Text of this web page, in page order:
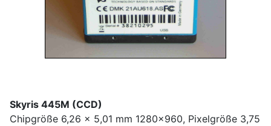
Skyris 445M (CCD)
Chipgröße 6,26 x 5,01 mm 1280x960, Pixelgröße 3,75